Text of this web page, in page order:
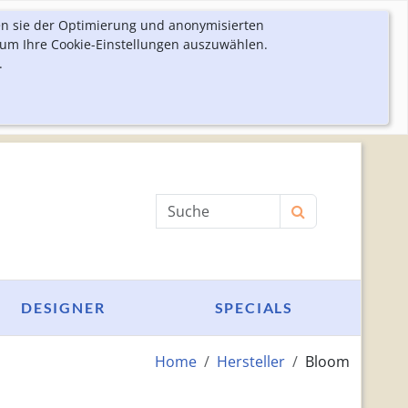
sie der Optimierung und anonymisierten
Ihre Cookie-Einstellungen auszuwählen.
.
Produktsuche
SPECIALS
DESIGNER
Home Hersteller Bloom